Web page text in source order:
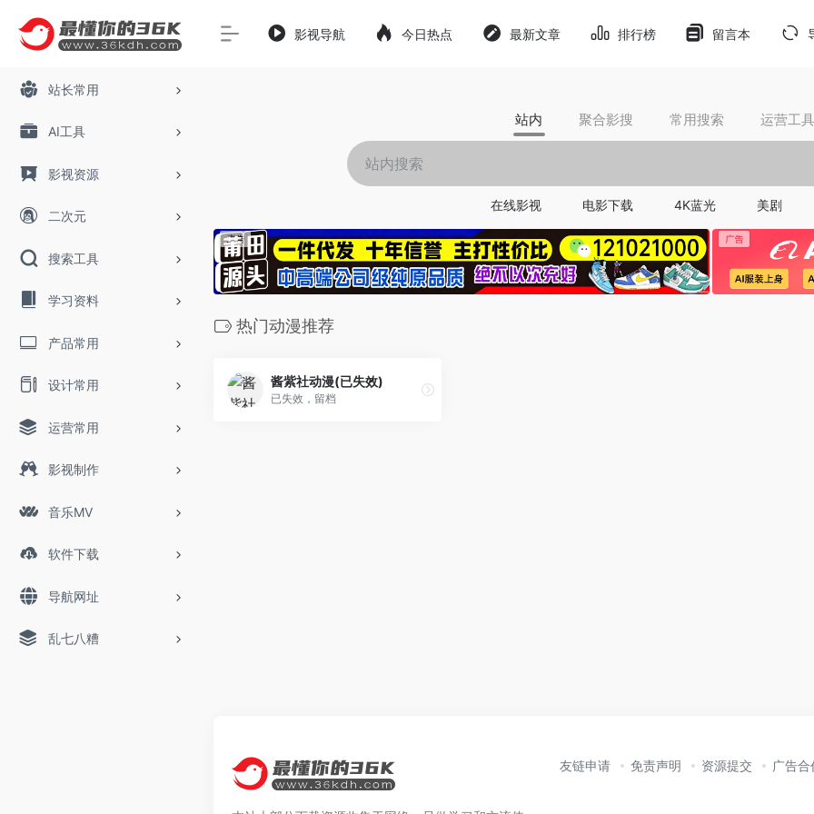
站长常用
AI工具
影视资源
二次元
搜索工具
学习资料
产品常用
设计常用
运营常用
影视制作
音乐MV
软件下载
导航网址
乱七八糟
影视导航 今日热点 最新文章 排行榜 留言本
站内 聚合影搜 常用搜索 运营工具
在线影视 电影下载 4K蓝光 美剧
热门动漫推荐
酱紫社动漫(已失效)
已失效，留档
友链申请 免责声明 资源提交 广告合